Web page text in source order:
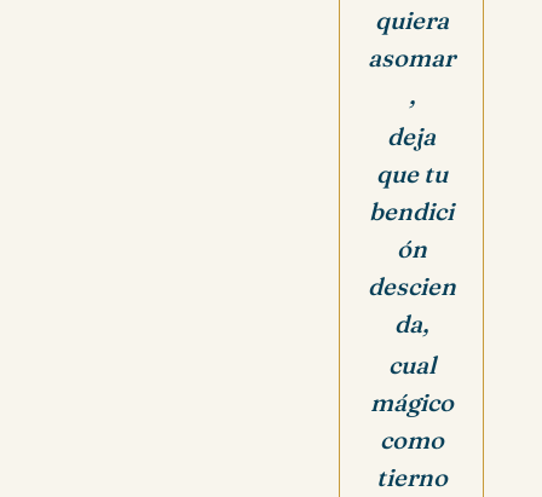
quiera
asomar
,
deja
que tu
bendici
ón
descien
da,
cual
mágico
como
tierno